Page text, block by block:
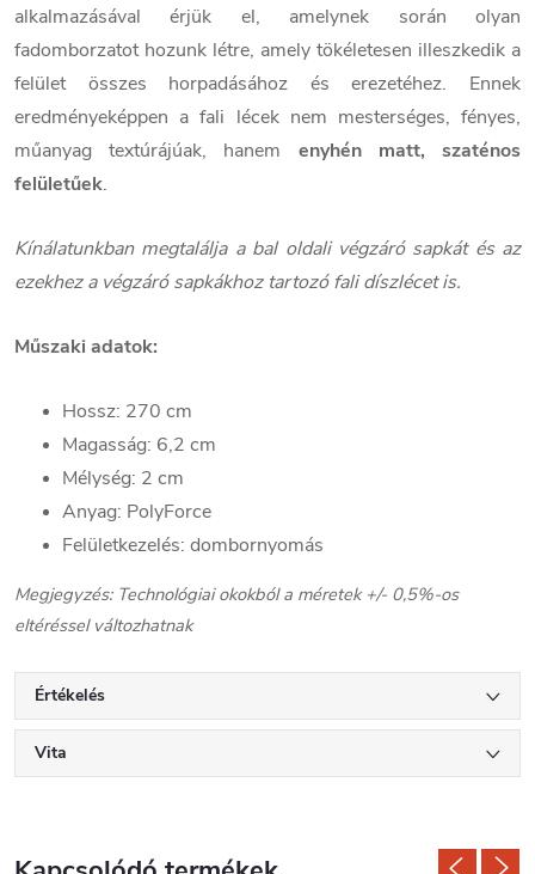
alkalmazásával érjük el, amelynek során olyan
fadomborzatot hozunk létre, amely tökéletesen illeszkedik a
felület összes horpadásához és erezetéhez. Ennek
eredményeképpen a fali lécek nem mesterséges, fényes,
műanyag textúrájúak, hanem enyhén matt, szaténos
felületűek.
Kínálatunkban megtalálja a bal oldali végzáró sapkát és az
ezekhez a végzáró sapkákhoz tartozó fali díszlécet is.
Műszaki adatok:
Hossz: 270 cm
Magasság: 6,2 cm
Mélység: 2 cm
Anyag: PolyForce
Felületkezelés: dombornyomás
Megjegyzés: Technológiai okokból a méretek +/- 0,5%-os
eltéréssel változhatnak
Értékelés
Vita